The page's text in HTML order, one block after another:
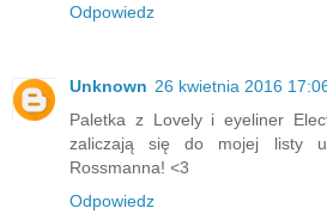
Odpowiedz
Unknown 26 kwietnia 2016
Paletka z Lovely i eyeliner
zaliczają się do mojej listy
Rossmanna! <3
Odpowiedz